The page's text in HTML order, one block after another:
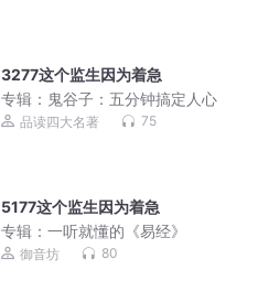
3277这个监生因为着急
专辑： 鬼谷子：五分钟搞定人心
品读四大名著 75
5177这个监生因为着急
专辑： 一听就懂的《易经》
御音坊 80